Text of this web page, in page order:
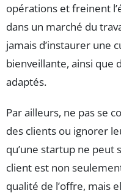
opérations et freinent
dans un marché du
jamais d’instaurer une
bienveillante, ainsi que
adaptés.
Par ailleurs, ne pas se
des clients ou ignorer
qu’une startup ne peut
client est non
qualité de l’offre, mais